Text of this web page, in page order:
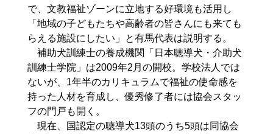
で、文教福祉ゾーンに立地する好環境も活用し
「地域の子どもたちや高齢者の皆さんにも来ても
らえる施設にしたい」と有馬代表は説明する。
補助犬訓練士の養成機関「日本聴導犬・介助犬
訓練士学院」は2009年2月の開校。学校法人では
ないが、1年半のカリキュラムで福祉の使命感を
持った人材を育成し、優秀修了者には協会スタッ
フの門戸も開く。
現在、国認定の聴導犬13頭のうち5頭は同協会